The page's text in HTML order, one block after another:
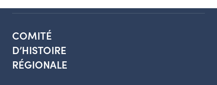
COMITÉ
D’HISTOIRE
RÉGIONALE